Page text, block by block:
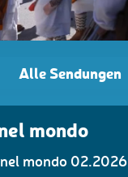
Alle Sendungen
mondo
mondo 02.2026